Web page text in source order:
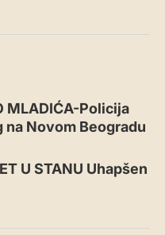
MLADIĆA-Policija
Novom Beogradu
U STANU Uhapšen